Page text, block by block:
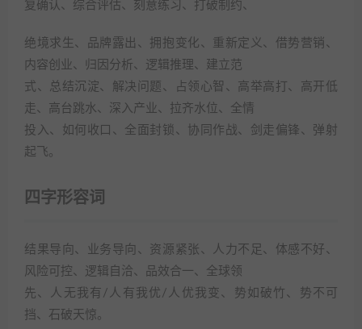
复确认、综合评估、刻意练习、打破制约、
绝境求生、品牌露出、拥抱变化、重新定义、借势营销、
内容创业、归因分析、逻辑推理、建立范
式、总结沉淀、解决问题、占领心智、高举高打、高开低
走、高台跳水、深入产业、拉齐水位、全情
投入、如何收口、全面封锁、协同作战、剑走偏锋、弹射
起飞。
四字形容词
结果导向、业务导向、资源紧张、人力不足、体感不好、
风险可控、逻辑自洽、品效合一、全球领
先、人无我有/人有我优/人优我变、势如破竹、势不可
挡、石破天惊。